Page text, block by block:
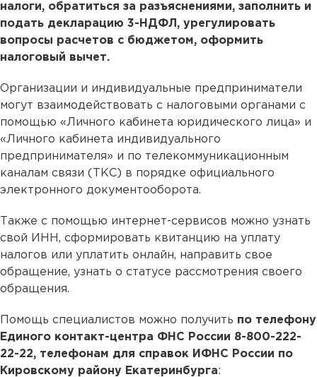
налоги, обратиться за разъяснениями, заполнить и
подать декларацию 3-НДФЛ, урегулировать
вопросы расчетов с бюджетом, оформить
налоговый вычет.
Организации и индивидуальные предприниматели
могут взаимодействовать с налоговыми органами с
помощью «Личного кабинета юридического лица» и
«Личного кабинета индивидуального
предпринимателя» и по телекоммуникационным
каналам связи (ТКС) в порядке официального
электронного документооборота.
Также с помощью интернет-сервисов можно узнать
свой ИНН, сформировать квитанцию на уплату
налогов или уплатить онлайн, направить свое
обращение, узнать о статусе рассмотрения своего
обращения.
Помощь специалистов можно получить по телефону
Единого контакт-центра ФНС России 8-800-222-
22-22, телефонам для справок ИФНС России по
Кировскому району Екатеринбурга: